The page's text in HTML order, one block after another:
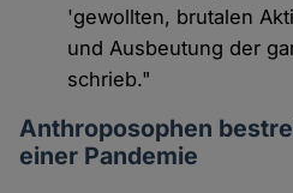
'gewollten, brutalen
und Ausbeutung der
schrieb."
Anthroposophen
einer Pandemie